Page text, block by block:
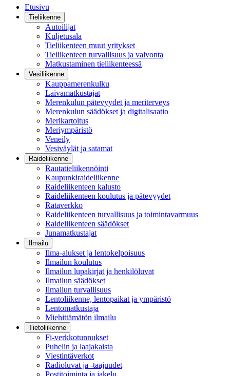
Etusivu
Tieliikenne
Autoilijat
Kuljetusala
Tieliikenteen muut yritykset
Tieliikenteen turvallisuus ja valvonta
Matkustaminen tieliikenteessä
Vesiliikenne
Kauppamerenkulku
Laivamatkustajat
Merenkulun pätevyydet ja meriterveys
Merenkulun säädökset ja digitalisaatio
Merikartoitus
Meriympäristö
Veneily
Vesiväylät ja satamat
Raideliikenne
Rautatieliikennöinti
Kaupunkiraideliikenne
Raideliikenteen kalusto
Raideliikenteen koulutus ja pätevyydet
Rataverkko
Raideliikenteen turvallisuus ja toimintavarmuus
Raideliikenteen säädökset
Junamatkustajat
Ilmailu
Ilma-alukset ja lentokelpoisuus
Ilmailun koulutus
Ilmailun lupakirjat ja henkilöluvat
Ilmailun säädökset
Ilmailun turvallisuus
Lentoliikenne, lentopaikat ja ympäristö
Lentomatkustaja
Miehittämätön ilmailu
Tietoliikenne
Fi-verkkotunnukset
Puhelin ja laajakaista
Viestintäverkot
Radioluvat ja -taajuudet
Postitoiminta ja jakelu